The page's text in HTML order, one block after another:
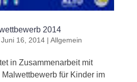
2014
Juni 16, 2014| Allgemein
in Zusammenarbeit mit
für Kinder im